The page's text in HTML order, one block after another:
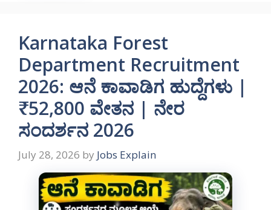
Karnataka Forest
Department Recruitment
2026: ಆನೆ ಕಾವಾಡಿಗ ಹುದ್ದೆಗಳು |
₹52,800 ವೇತನ | ನೇರ
ಸಂದರ್ಶನ 2026
July 28, 2026 by Jobs Explain